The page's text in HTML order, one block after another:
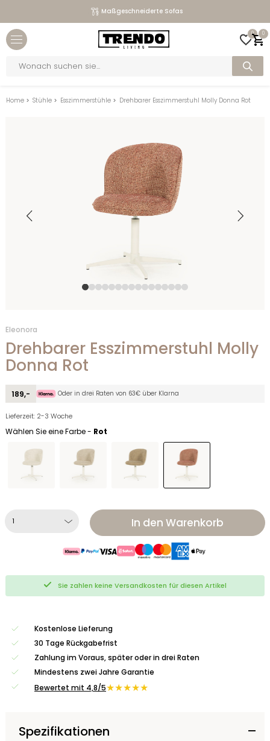
Maßgeschneiderte Sofas
0 0
search
Home > Stühle > Esszimmerstühle > Drehbarer Esszimmerstuhl Molly Donna Rot
Eleonora
Drehbarer Esszimmerstuhl Molly
Donna Rot
189,- Oder in drei Raten von 63€ über Klarna
Lieferzeit: 2-3 Woche
Wählen Sie eine Farbe - Rot
In den Warenkorb
Sie zahlen keine Versandkosten für diesen Artikel
Kostenlose Lieferung
30 Tage Rückgabefrist
Zahlung im Voraus, später oder in drei Raten
Mindestens zwei Jahre Garantie
Bewertet mit 4,8/5★★★★★
Spezifikationen